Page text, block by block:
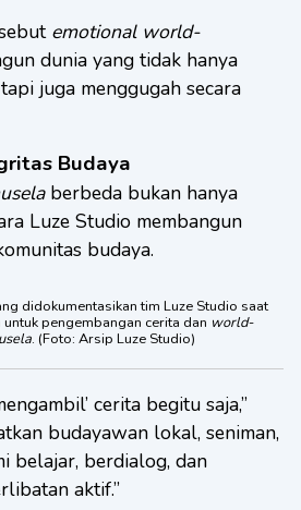
emotional world-
dunia yang tidak hanya
juga menggugah secara
Budaya
berbeda bukan hanya
Luze Studio membangun
budaya.
didokumentasikan tim Luze Studio saat
pengembangan cerita dan world-
. (Foto: Arsip Luze Studio)
cerita begitu saja,”
budayawan lokal, seniman,
belajar, berdialog, dan
aktif.”